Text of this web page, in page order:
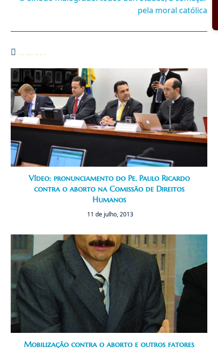
pela moral católica
Você também pode gostar
Vídeo: pronunciamento do Pe. Paulo Ricardo
contra o aborto na Comissão de Direitos
Humanos
11 de julho, 2013
Mobilização contra o aborto e outros fatores